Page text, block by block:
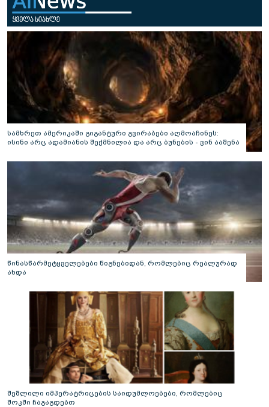
სამხრეთ ამერიკაში გიგანტური გვირაბები აღმოაჩინეს:
ისინი არც ადამიანის შექმნილია და არც ბუნების - ვინ ააშენა
წინასწარმეტყველებები წიგნებიდან, რომლებიც რეალურად
ახდა
შეშლილი იმპერატრიცების საიდუმლოებები, რომლებიც
შოკში ჩაგაგდებთ